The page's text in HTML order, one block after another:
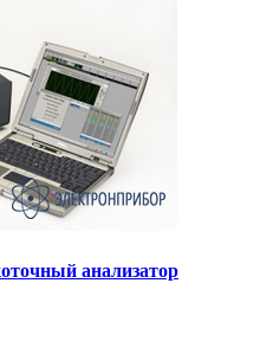
анализатор